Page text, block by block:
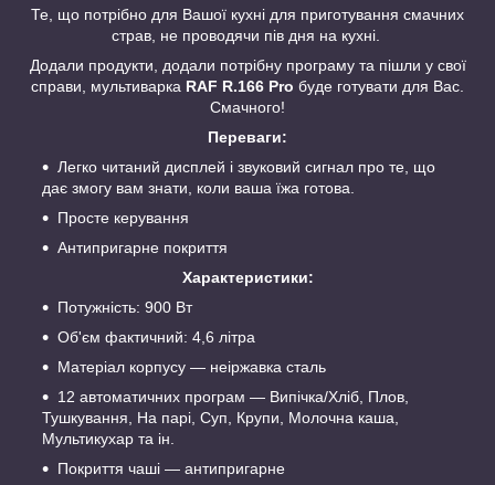
Те, що потрібно для Вашої кухні для приготування смачних
страв, не проводячи пів дня на кухні.
Додали продукти, додали потрібну програму та пішли у свої
справи, мультиварка RAF R.166 Pro буде готувати для Вас.
Смачного!
Переваги:
Легко читаний дисплей і звуковий сигнал про те, що
дає змогу вам знати, коли ваша їжа готова.
Просте керування
Антипригарне покриття
Характеристики:
Потужність: 900 Вт
Об'єм фактичний: 4,6 літра
Матеріал корпусу — неіржавка сталь
12 автоматичних програм — Випічка/Хліб, Плов,
Тушкування, На парі, Суп, Крупи, Молочна каша,
Мультикухар та ін.
Покриття чаші — антипригарне